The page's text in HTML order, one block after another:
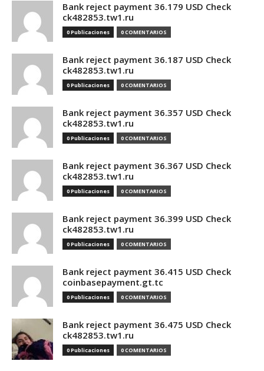
Bank reject payment 36.179 USD Check
ck482853.tw1.ru
0 Publicaciones 0 COMENTARIOS
Bank reject payment 36.187 USD Check
ck482853.tw1.ru
0 Publicaciones 0 COMENTARIOS
Bank reject payment 36.357 USD Check
ck482853.tw1.ru
0 Publicaciones 0 COMENTARIOS
Bank reject payment 36.367 USD Check
ck482853.tw1.ru
0 Publicaciones 0 COMENTARIOS
Bank reject payment 36.399 USD Check
ck482853.tw1.ru
0 Publicaciones 0 COMENTARIOS
Bank reject payment 36.415 USD Check
coinbasepayment.gt.tc
0 Publicaciones 0 COMENTARIOS
Bank reject payment 36.475 USD Check
ck482853.tw1.ru
0 Publicaciones 0 COMENTARIOS